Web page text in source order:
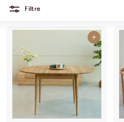
Filtre
Ajouter au panier